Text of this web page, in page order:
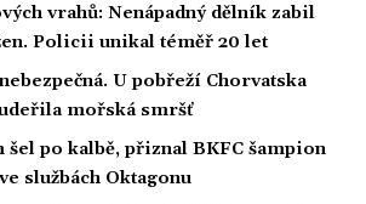
vrahů: Nenápadný dělník zabil
Policii unikal téměř 20 let
U pobřeží Chorvatska
mořská smršť
šel po kalbě, přiznal BKFC šampion
ve službách Oktagonu